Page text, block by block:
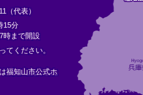
（代表）
15分
時まで開設
てください。
福知山市公式ホ